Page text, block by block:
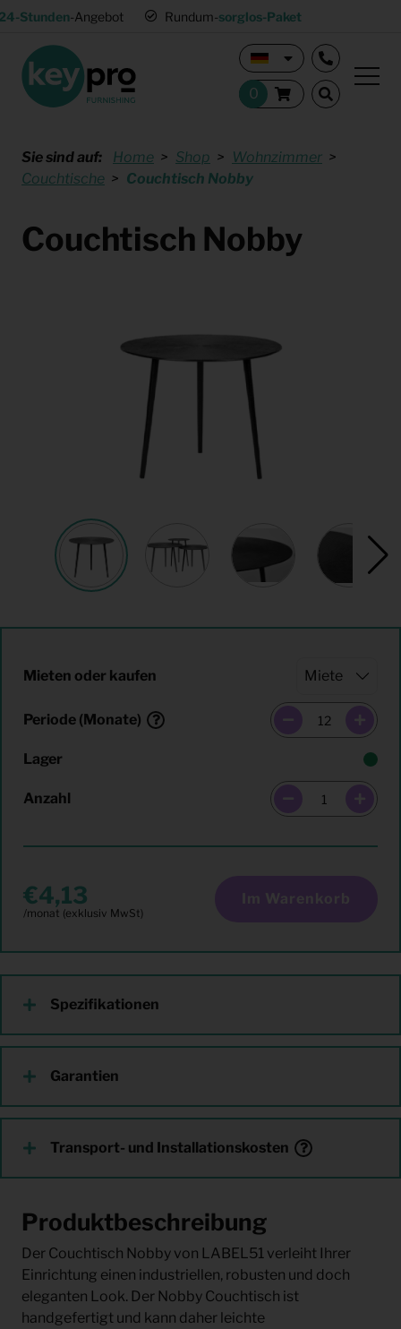
Stunden-Angebot Rundum-sorglos-Paket
Sie sind auf: Home Shop
Wohnzimmer
Couchtische
Couchtisch Nobby
Couchtisch Nobby
Mieten oder kaufen
Periode (Monate)
Lager
Anzahl
4,13 Im Warenkorb
Spezifikationen
Garantien
Transport- und Installationskosten
Produktbeschreibung
Der Couchtisch Nobby von LABEL51 verleiht Ihrer
Einrichtung einen industriellen, robusten und doch
eleganten Look. Der Nobby Couchtisch ist
handgefertigt und kann daher leichte